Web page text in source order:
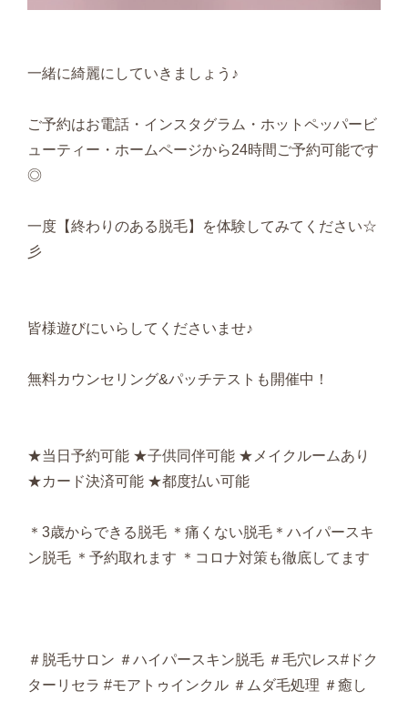
一緒に綺麗にしていきましょう♪
ご予約はお電話・インスタグラム・ホットペッパービ
ューティー・ホームページから24時間ご予約可能です
◎
一度【終わりのある脱毛】を体験してみてください☆
彡
皆様遊びにいらしてくださいませ♪
無料カウンセリング&パッチテストも開催中！
★当日予約可能 ★子供同伴可能 ★メイクルームあり
★カード決済可能 ★都度払い可能
＊3歳からできる脱毛 ＊痛くない脱毛＊ハイパースキ
ン脱毛 ＊予約取れます ＊コロナ対策も徹底してます
＃脱毛サロン ＃ハイパースキン脱毛 ＃毛穴レス#ドク
ターリセラ #モアトゥインクル ＃ムダ毛処理 ＃癒し